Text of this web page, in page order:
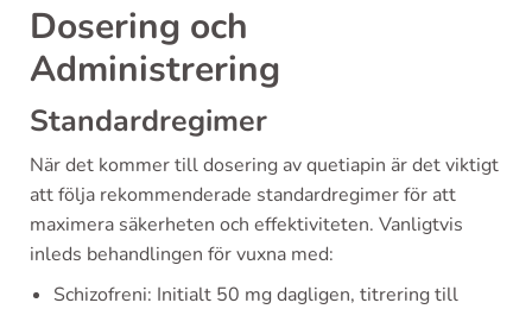
Dosering och
Administrering
Standardregimer
När det kommer till dosering av quetiapin är det viktigt
att följa rekommenderade standardregimer för att
maximera säkerheten och effektiviteten. Vanligtvis
inleds behandlingen för vuxna med:
Schizofreni: Initialt 50 mg dagligen, titrering till